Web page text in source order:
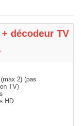
décodeur TV
2) (pas
TV)
HD